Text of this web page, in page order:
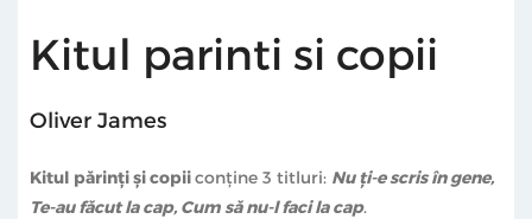
Kitul parinti si copii
Oliver James
Kitul părinți și copiiconține 3 titluri: Nu ți-e scris în gene,
Te-au făcut la cap, Cum să nu-l faci la cap.